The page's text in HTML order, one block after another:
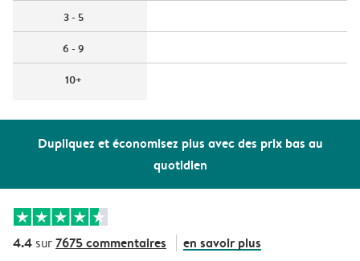
Dupliquez et économisez plus avec des prix bas au
quotidien
3 - 5
6 - 9
10+
4.4 sur7675 commentaires en savoir plus